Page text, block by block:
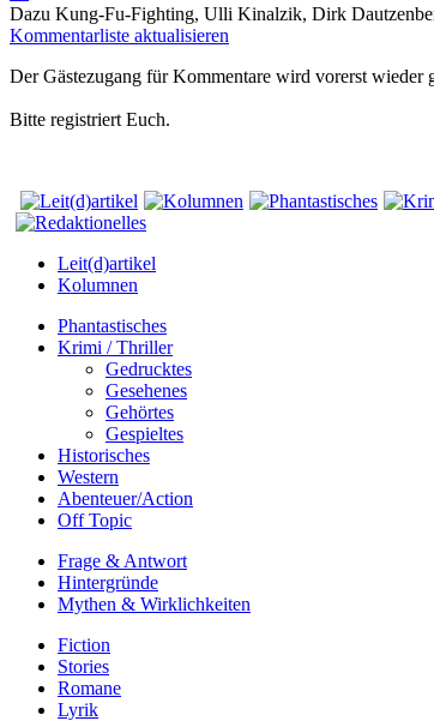
Dazu Kung-Fu-Fighting, Ulli Kinalzik, Dirk
Kommentarliste aktualisieren
Der Gästezugang für Kommentare wird vorerst wieder
Bitte registriert Euch.
Leit(d)artikel
Kolumnen
Phantastisches
Krimi / Thriller
Gedrucktes
Gesehenes
Gehörtes
Gespieltes
Historisches
Western
Abenteuer/Action
Off Topic
Frage & Antwort
Hintergründe
Mythen & Wirklichkeiten
Fiction
Stories
Romane
Lyrik